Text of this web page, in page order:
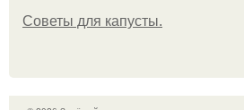
Советы для капусты.